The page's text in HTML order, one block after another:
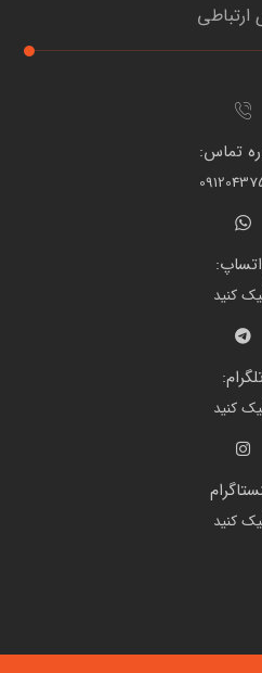
ارتباطی
تماس:
کنید
کنید
کنید